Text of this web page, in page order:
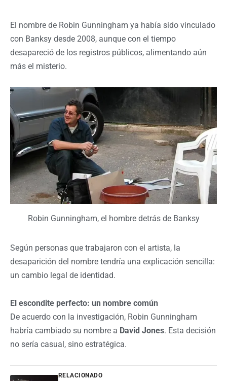
El nombre de Robin Gunningham ya había sido vinculado
con Banksy desde 2008, aunque con el tiempo
desapareció de los registros públicos, alimentando aún
más el misterio.
Robin Gunningham, el hombre detrás de Banksy
Según personas que trabajaron con el artista, la
desaparición del nombre tendría una explicación sencilla:
un cambio legal de identidad.
El escondite perfecto: un nombre común
De acuerdo con la investigación, Robin Gunningham
habría cambiado su nombre a David Jones. Esta decisión
no sería casual, sino estratégica.
RELACIONADO